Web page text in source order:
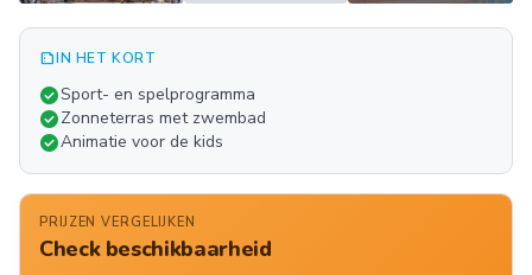
summarizeIN HET KORT
check_circleSport- en spelprogramma
check_circleZonneterras met zwembad
check_circleAnimatie voor de kids
PRIJZEN VERGELIJKEN
Check beschikbaarheid